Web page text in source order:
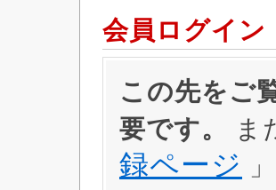
会員ログイン
この先をご
要です。
ま
録ページ